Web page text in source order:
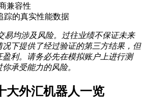
兼容性
踪的真实性能数据
易均涉及风险。过往业绩不保证未来
下提供了经过验证的第三方结果，但
利。请务必先在模拟账户上进行测
承受能力的风险。
大外汇机器人一览